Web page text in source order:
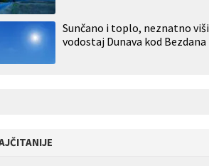
Sunčano i toplo, neznatno viši
vodostaj Dunava kod Bezdana